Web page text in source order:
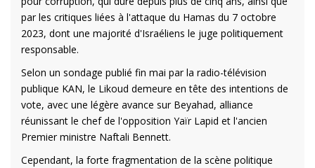
par les critiques liées à l'attaque du Hamas du 7 octobre
2023, dont une majorité d'Israéliens le juge politiquement
responsable.
Selon un sondage publié fin mai par la radio-télévision
publique KAN, le Likoud demeure en tête des intentions de
vote, avec une légère avance sur Beyahad, alliance
réunissant le chef de l'opposition Yaïr Lapid et l'ancien
Premier ministre Naftali Bennett.
Cependant, la forte fragmentation de la scène politique